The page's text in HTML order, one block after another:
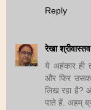
Reply
रेखा श्रीवास्तव
ये अहंकार ही
और फिर
लिख रहा है?
पाते हें. अहम्